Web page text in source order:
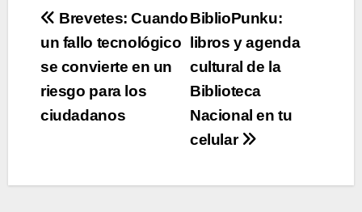
Navegación
de
entradas
BiblioPunku:
libros y agenda
cultural de la
Biblioteca
Nacional en tu
celular
Brevetes: Cuando
un fallo tecnológico
se convierte en un
riesgo para los
ciudadanos